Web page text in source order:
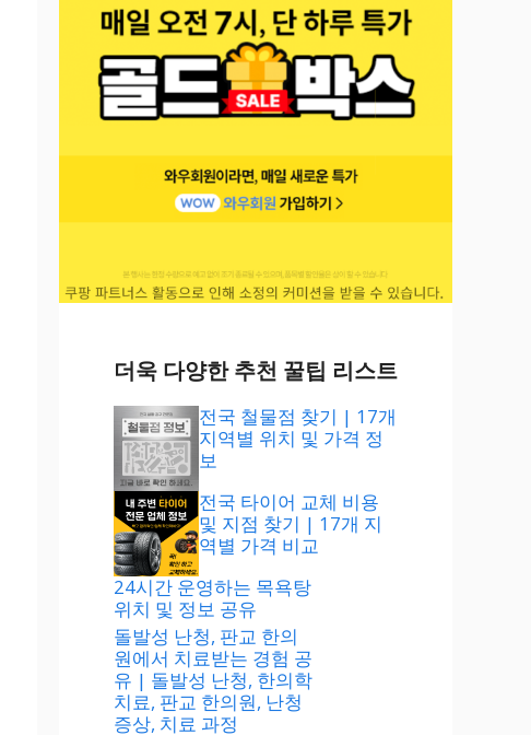
더욱 다양한 추천 꿀팁 리스트
전국 철물점 찾기 | 17개
지역별 위치 및 가격 정
보
전국 타이어 교체 비용
및 지점 찾기 | 17개 지
역별 가격 비교
24시간 운영하는 목욕탕
위치 및 정보 공유
돌발성 난청, 판교 한의
원에서 치료받는 경험 공
유 | 돌발성 난청, 한의학
치료, 판교 한의원, 난청
증상, 치료 과정